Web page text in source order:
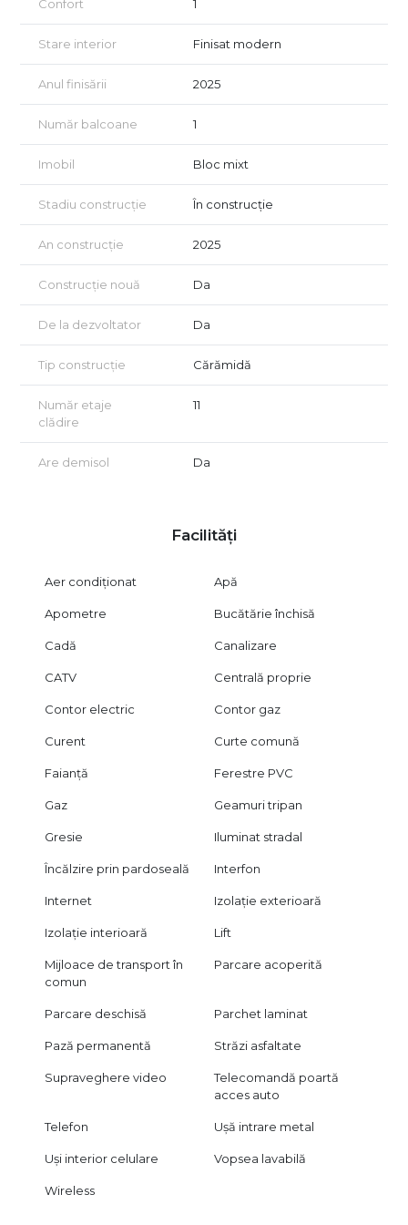
Confort 1
Stare interior Finisat modern
Anul finisării 2025
Număr balcoane 1
Imobil Bloc mixt
Stadiu construcție În construcție
An construcție 2025
Construcție nouă Da
De la dezvoltator Da
Tip construcție Cărămidă
Număr etaje
clădire
11
Are demisol Da
Facilități
Aer condiționat Apă
Apometre Bucătărie închisă
Cadă Canalizare
CATV Centrală proprie
Contor electric Contor gaz
Curent Curte comună
Faianță Ferestre PVC
Gaz Geamuri tripan
Gresie Iluminat stradal
Încălzire prin pardoseală Interfon
Internet Izolație exterioară
Izolație interioară Lift
Mijloace de transport în
comun
Parcare acoperită
Parcare deschisă Parchet laminat
Pază permanentă Străzi asfaltate
Supraveghere video
Telecomandă poartă
acces auto
Telefon Ușă intrare metal
Uși interior celulare Vopsea lavabilă
Wireless